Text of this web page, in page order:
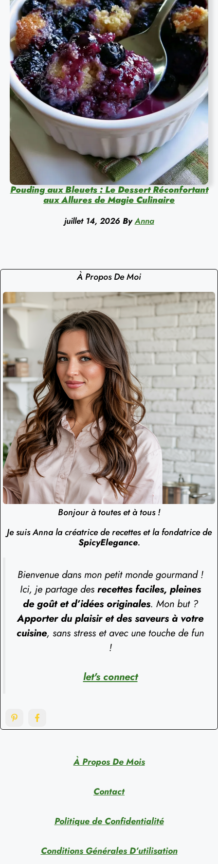
Pouding aux Bleuets : Le Dessert Réconfortant
aux Allures de Magie Culinaire
juillet 14, 2026 By Anna
À Propos De Moi
Bonjour à toutes et à tous !
Je suis Anna la créatrice de recettes et la fondatrice de
SpicyElegance.
Bienvenue dans mon petit monde gourmand !
Ici, je partage des recettes faciles, pleines
de goût et d’idées originales. Mon but ?
Apporter du plaisir et des saveurs à votre
cuisine, sans stress et avec une touche de fun
!
let's connect
À Propos De Mois
Contact
Politique de Confidentialité
Conditions Générales D’utilisation